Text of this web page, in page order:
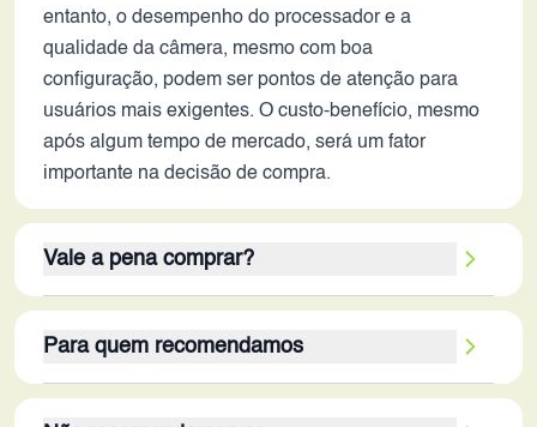
entanto, o desempenho do processador e a
qualidade da câmera, mesmo com boa
configuração, podem ser pontos de atenção para
usuários mais exigentes. O custo-benefício, mesmo
após algum tempo de mercado, será um fator
importante na decisão de compra.
Vale a pena comprar?
2026, o Galaxy A25 5G ainda pode ser uma opção
válida, dependendo do preço e das necessidades
Para quem recomendamos